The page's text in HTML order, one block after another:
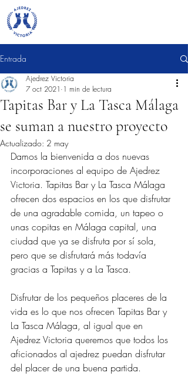
Entrada
Tapitas Bar y La Tasca Málaga
se suman a nuestro proyecto
Ajedrez Victoria
7 oct 2021 1 min de lectura
Actualizado: 2 may
Damos la bienvenida a dos nuevas
incorporaciones al equipo de Ajedrez
Victoria. Tapitas Bar y La Tasca Málaga
ofrecen dos espacios en los que disfrutar
de una agradable comida, un tapeo o
unas copitas en Málaga capital, una
ciudad que ya se disfruta por sí sola,
pero que se disfrutará más todavía
gracias a Tapitas y a La Tasca.
Disfrutar de los pequeños placeres de la
vida es lo que nos ofrecen Tapitas Bar y
La Tasca Málaga, al igual que en
Ajedrez Victoria queremos que todos los
aficionados al ajedrez puedan disfrutar
del placer de una buena partida.